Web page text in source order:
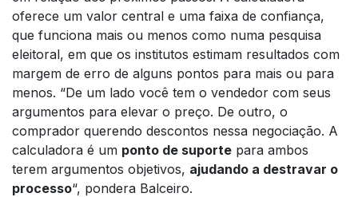
oferece um valor central e uma faixa de confiança,
que funciona mais ou menos como numa pesquisa
eleitoral, em que os institutos estimam resultados com
margem de erro de alguns pontos para mais ou para
menos. “De um lado você tem o vendedor com seus
argumentos para elevar o preço. De outro, o
comprador querendo descontos nessa negociação. A
calculadora é um ponto de suporte para ambos
terem argumentos objetivos, ajudando a destravar o
processo“, pondera Balceiro.